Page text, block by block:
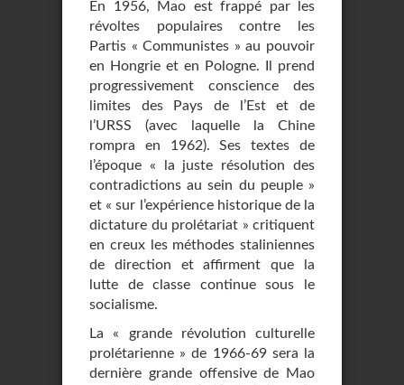
En 1956, Mao est frappé par les
révoltes populaires contre les
Partis « Communistes » au pouvoir
en Hongrie et en Pologne. Il prend
progressivement conscience des
limites des Pays de l’Est et de
l’URSS (avec laquelle la Chine
rompra en 1962). Ses textes de
l’époque « la juste résolution des
contradictions au sein du peuple »
et « sur l’expérience historique de la
dictature du prolétariat » critiquent
en creux les méthodes staliniennes
de direction et affirment que la
lutte de classe continue sous le
socialisme.
La « grande révolution culturelle
prolétarienne » de 1966-69 sera la
dernière grande offensive de Mao